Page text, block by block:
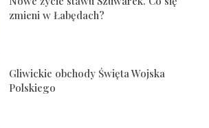
zmieni w Łabędach?
Gliwickie obchody Święta Wojska
Polskiego